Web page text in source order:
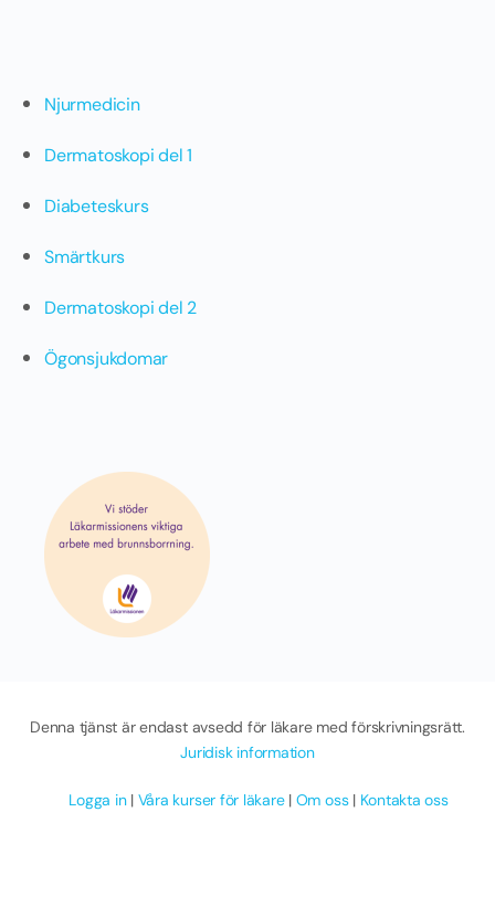
Njurmedicin
Dermatoskopi del 1
Diabeteskurs
Smärtkurs
Dermatoskopi del 2
Ögonsjukdomar
Denna tjänst är endast avsedd för läkare med förskrivningsrätt.
Juridisk information
Logga in| Våra kurser för läkare| Om oss| Kontakta oss